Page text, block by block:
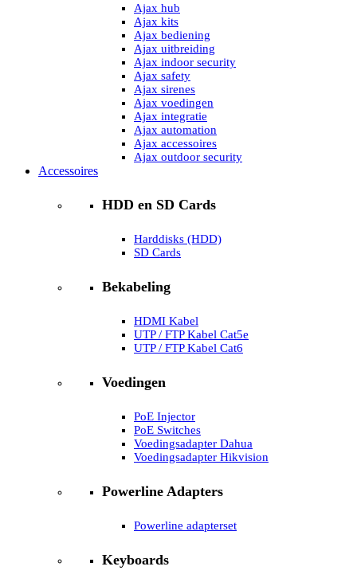
Ajax hub
Ajax kits
Ajax bediening
Ajax uitbreiding
Ajax indoor security
Ajax safety
Ajax sirenes
Ajax voedingen
Ajax integratie
Ajax automation
Ajax accessoires
Ajax outdoor security
Accessoires
HDD en SD Cards
Harddisks (HDD)
SD Cards
Bekabeling
HDMI Kabel
UTP / FTP Kabel Cat5e
UTP / FTP Kabel Cat6
Voedingen
PoE Injector
PoE Switches
Voedingsadapter Dahua
Voedingsadapter Hikvision
Powerline Adapters
Powerline adapterset
Keyboards